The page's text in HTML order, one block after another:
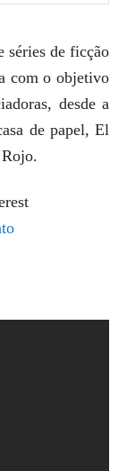
séries de ficção
com o objetivo
desde a
de papel, El